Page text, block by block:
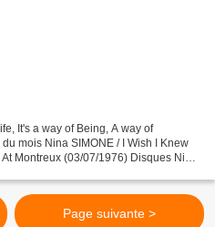
It's a way of Being, A way of
mois Nina SIMONE / I Wish I Knew
Montreux (03/07/1976) Disques Nina
Page suivante >